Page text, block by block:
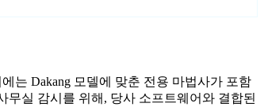
는 Dakang 모델에 맞춘 전용 마법사가 포함
실 감시를 위해, 당사 소프트웨어와 결합된